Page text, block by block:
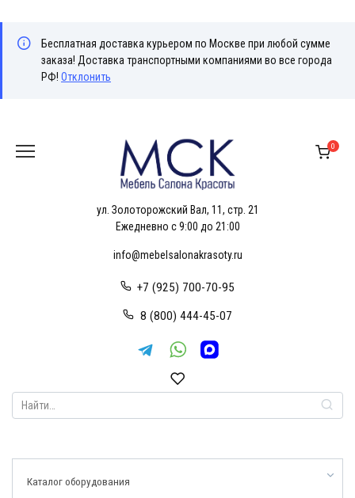
Бесплатная доставка курьером по Москве при любой сумме
заказа! Доставка транспортными компаниями во все города
РФ! Отклонить
содержанию
ул. Золоторожский Вал, 11, стр. 21
Ежедневно с 9:00 до 21:00
info@mebelsalonakrasoty.ru
+7 (925) 700-70-95
8 (800) 444-45-07
0
Search
for:
Каталог оборудования